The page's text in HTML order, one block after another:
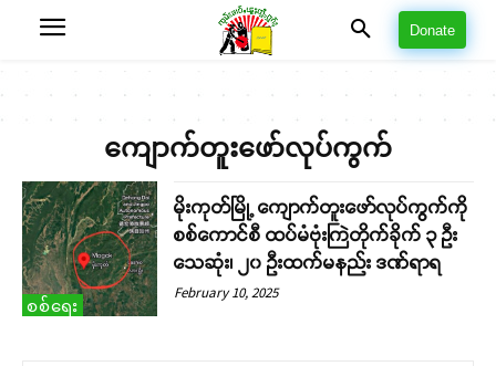
Donate
ကျောက်တူးဖော်လုပ်ကွက်
စစ်ရေး
မိုးကုတ်မြို့ ကျောက်တူးဖော်လုပ်ကွက်ကို
စစ်ကောင်စီ ထပ်မံဗုံးကြဲတိုက်ခိုက် ၃ ဦး
သေဆုံး၊ ၂၀ ဦးထက်မနည်း ဒဏ်ရာရ
February 10, 2025